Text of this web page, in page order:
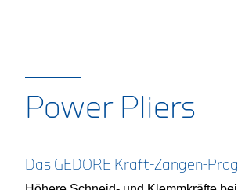
Power Pliers
Das GEDORE Kraft-Zangen-